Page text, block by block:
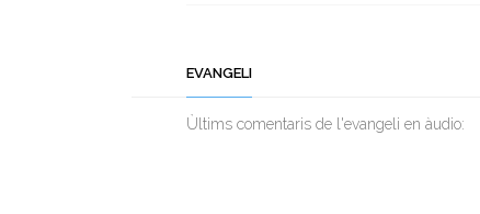
EVANGELI
Ùltims comentaris de l'evangeli en àudio: